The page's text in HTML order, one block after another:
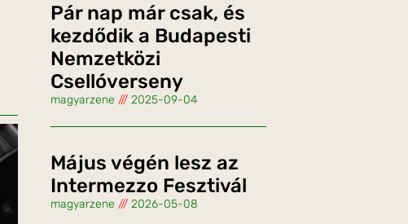
Pár nap már csak, és
kezdődik a Budapesti
Nemzetközi
Csellóverseny
magyarzene 2025-09-04
Május végén lesz az
Intermezzo Fesztivál
magyarzene 2026-05-08